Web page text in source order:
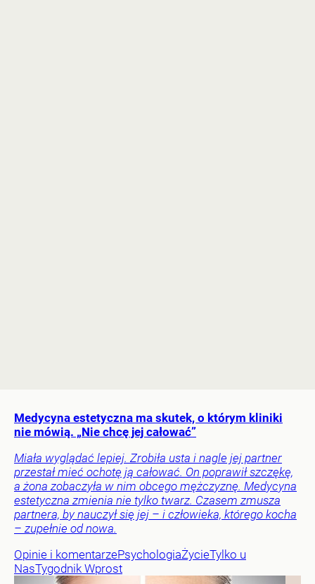
Medycyna estetyczna ma skutek, o którym kliniki
nie mówią. „Nie chcę jej całować”
Miała wyglądać lepiej. Zrobiła usta i nagle jej partner
przestał mieć ochotę ją całować. On poprawił szczękę,
a żona zobaczyła w nim obcego mężczyznę. Medycyna
estetyczna zmienia nie tylko twarz. Czasem zmusza
partnera, by nauczył się jej – i człowieka, którego kocha
– zupełnie od nowa.
Opinie i komentarzePsychologiaŻycieTylko u
NasTygodnik Wprost